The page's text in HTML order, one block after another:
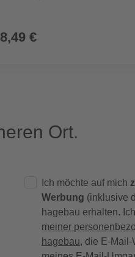
8,49 €
Ort.
Ich möchte auf mich
Werbung (inklusive
hagebau erhalten.
meiner
hagebau, die E-Mail-